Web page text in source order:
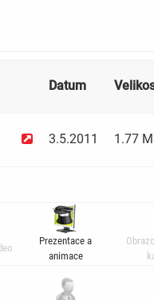
Datum
3.5.2011 1.77
Prezentace a
animace